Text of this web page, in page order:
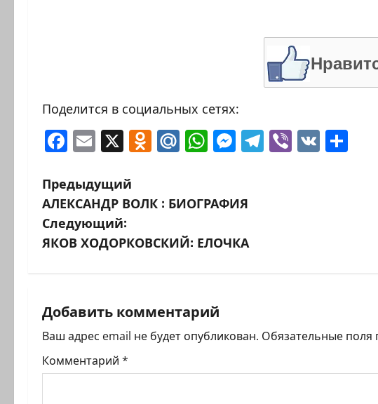
Поделится в социальных сетях:
Facebook
Email
X Odnoklassniki
Mail.Ru
WhatsApp
Messenger
Telegram
Viber
VK
Н
а
в
г
а
ц
Предыдущий
АЛЕКСАНДР ВОЛК : БИОГРАФИЯ
Следующий:
ЯКОВ ХОДОРКОВСКИЙ: ЕЛОЧКА
Добавить комментарий
Ваш адрес email не будет опубликован. Обязательные
Комментарий *